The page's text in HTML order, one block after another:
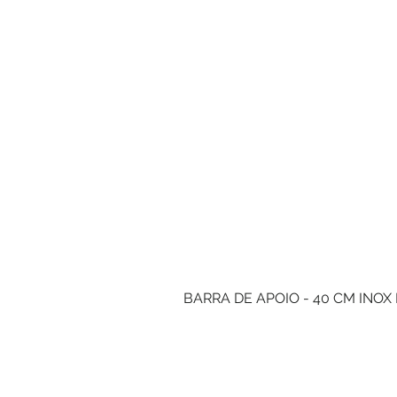
BARRA DE APOIO - 40 CM INOX